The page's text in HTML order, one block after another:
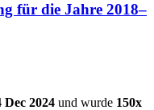
für die Jahre 2018–
Dec 2024 und wurde 150x